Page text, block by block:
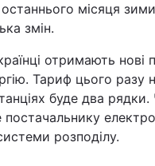
Туризм
Погода
Регіони
місяця зими
змін.
отримають нові
Тариф цього разу
буде два рядки.
розподілу.